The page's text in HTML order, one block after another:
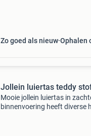
Zo goed als nieuw Ophalen
Jollein luiertas teddy
Mooie jollein luiertas in
binnenvoering heeft diverse